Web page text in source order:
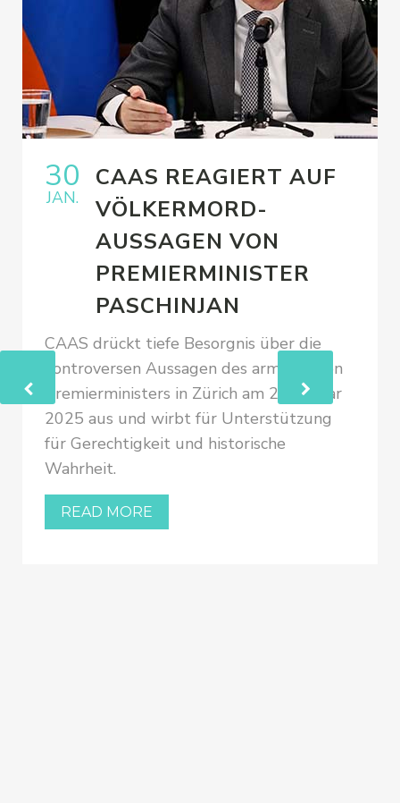
30
JAN.
CAAS REAGIERT AUF
VÖLKERMORD-
AUSSAGEN VON
PREMIERMINISTER
PASCHINJAN
CAAS drückt tiefe Besorgnis über die
kontroversen Aussagen des armenischen
Premierministers in Zürich am 24. Januar
2025 aus und wirbt für Unterstützung
für Gerechtigkeit und historische
Wahrheit.
READ MORE